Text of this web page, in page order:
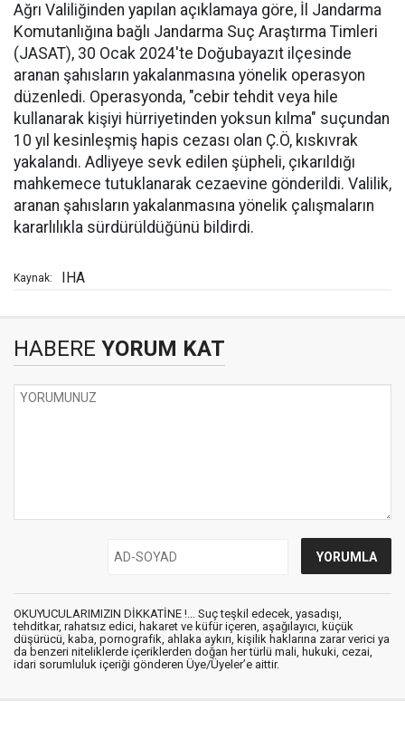
Ağrı Valiliğinden yapılan açıklamaya göre, İl Jandarma
Komutanlığına bağlı Jandarma Suç Araştırma Timleri
(JASAT), 30 Ocak 2024'te Doğubayazıt ilçesinde
aranan şahısların yakalanmasına yönelik operasyon
düzenledi. Operasyonda, "cebir tehdit veya hile
kullanarak kişiyi hürriyetinden yoksun kılma" suçundan
10 yıl kesinleşmiş hapis cezası olan Ç.Ö, kıskıvrak
yakalandı. Adliyeye sevk edilen şüpheli, çıkarıldığı
mahkemece tutuklanarak cezaevine gönderildi. Valilik,
aranan şahısların yakalanmasına yönelik çalışmaların
kararlılıkla sürdürüldüğünü bildirdi.
Kaynak: IHA
HABERE YORUM KAT
OKUYUCULARIMIZIN DİKKATİNE !... Suç teşkil edecek, yasadışı,
tehditkar, rahatsız edici, hakaret ve küfür içeren, aşağılayıcı, küçük
düşürücü, kaba, pornografik, ahlaka aykırı, kişilik haklarına zarar verici ya
da benzeri niteliklerde içeriklerden doğan her türlü mali, hukuki, cezai,
idari sorumluluk içeriği gönderen Üye/Üyeler’e aittir.